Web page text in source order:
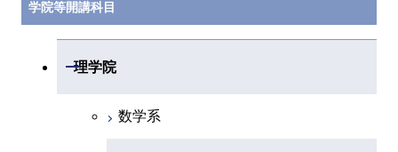
学院等開講科目
理学院
開閉
数学系